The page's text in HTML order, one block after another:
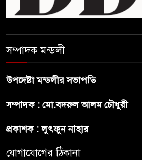
জনগনের
জামাতের
বন্ধুত্ব : ব্রেট লি
সম্পাদক মন্ডলী
উপদেষ্টা মন্ডলীর সভাপতি
সম্পাদক : মো.বদরুল আলম চৌধুরী
প্রকাশক : লুৎফুন নাহার
যোগাযোগের ঠিকানা